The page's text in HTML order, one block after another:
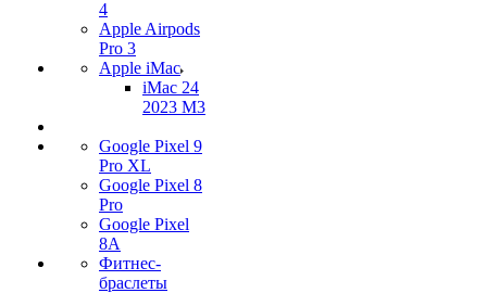
4
Apple Airpods
Pro 3
Apple iMac
iMac 24
2023 M3
Google Pixel 9
Pro XL
Google Pixel 8
Pro
Google Pixel
8A
Фитнес-
браслеты